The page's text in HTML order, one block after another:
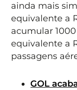
ainda mais
equivalente a
acumular
equivalente a
passagens
GOL